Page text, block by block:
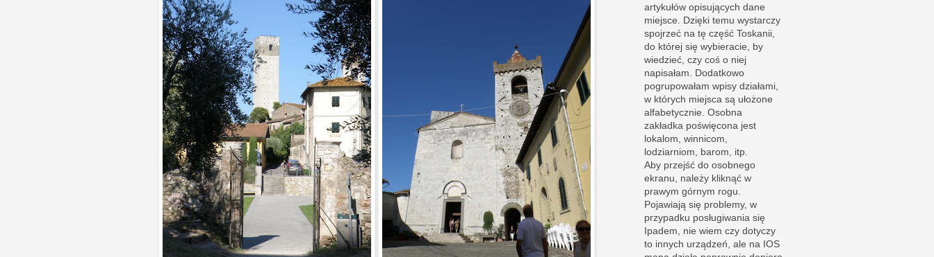
artykułów opisujących dane
miejsce. Dzięki temu wystarczy
spojrzeć na tę część Toskanii,
do której się wybieracie, by
wiedzieć, czy coś o niej
napisałam. Dodatkowo
pogrupowałam wpisy działami,
w których miejsca są ułożone
alfabetycznie. Osobna
zakładka poświęcona jest
lokalom, winnicom,
lodziarniom, barom, itp.
Aby przejść do osobnego
ekranu, należy kliknąć w
prawym górnym rogu.
Pojawiają się problemy, w
przypadku posługiwania się
Ipadem, nie wiem czy dotyczy
to innych urządzeń, ale na IOS